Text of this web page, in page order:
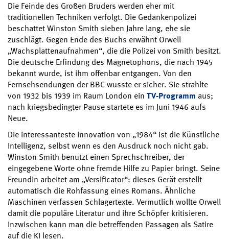
Die Feinde des Großen Bruders werden eher mit
traditionellen Techniken verfolgt. Die Gedankenpolizei
beschattet Winston Smith sieben Jahre lang, ehe sie
zuschlägt. Gegen Ende des Buchs erwähnt Orwell
„Wachsplattenaufnahmen“, die die Polizei von Smith besitzt.
Die deutsche Erfindung des Magnetophons, die nach 1945
bekannt wurde, ist ihm offenbar entgangen. Von den
Fernsehsendungen der BBC wusste er sicher. Sie strahlte
von 1932 bis 1939 im Raum London ein TV-Programm aus;
nach kriegsbedingter Pause startete es im Juni 1946 aufs
Neue.
Die interessanteste Innovation von „1984“ ist die Künstliche
Intelligenz, selbst wenn es den Ausdruck noch nicht gab.
Winston Smith benutzt einen Sprechschreiber, der
eingegebene Worte ohne fremde Hilfe zu Papier bringt. Seine
Freundin arbeitet am „Versificator“: dieses Gerät erstellt
automatisch die Rohfassung eines Romans. Ähnliche
Maschinen verfassen Schlagertexte. Vermutlich wollte Orwell
damit die populäre Literatur und ihre Schöpfer kritisieren.
Inzwischen kann man die betreffenden Passagen als Satire
auf die KI lesen.